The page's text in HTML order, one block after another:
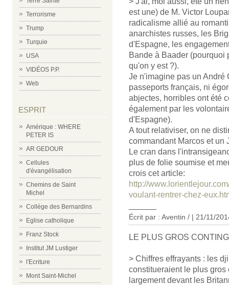
Terrorisme
Trump
Turquie
USA
VIDÉOS P.P.
Web
ESPRIT
Amérique : WHERE
PETER IS
AR GEDOUR
Cellules
d'évangélisation
Chemins de Saint
Michel
Collège des Bernardins
Eglise catholique
Franz Stock
Institut JM Lustiger
l'Ecriture
Mont Saint-Michel
est une) de M. Victor
radicalisme allié au
anarchistes russes, les
d'Espagne, les
Bande à Baader (pourquoi
qu'on y est ?).
Je n'imagine pas un André
passeports français, ni
abjectes, horribles ont été
également par les
d'Espagne).
A tout relativiser, on ne
commandant Marcos et un
Le cran dans
plus de folie soumise et
crois cet article:
http://
voulant-rentrer-chez-
Écrit par : Aventin / | 21/11/
LE PLUS GROS
> Chiffres effrayants : les
constitueraient le plus
largement devant les